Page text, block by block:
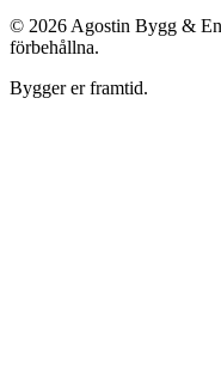
© 2026 Agostin Bygg &
förbehållna.
Bygger er framtid.